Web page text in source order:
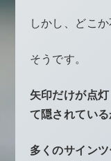
しかし、どこ
そうです。
矢印だけが点
て隠されている
多くのサイン